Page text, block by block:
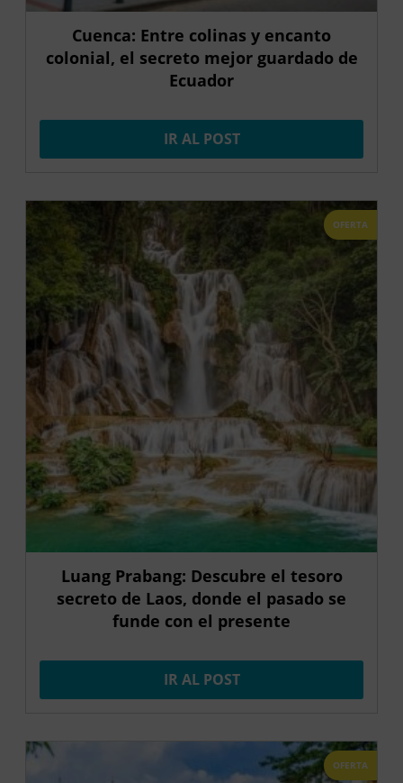
Cuenca: Entre colinas y encanto
colonial, el secreto mejor guardado de
Ecuador
IR AL POST
OFERTA
Luang Prabang: Descubre el tesoro
secreto de Laos, donde el pasado se
funde con el presente
IR AL POST
OFERTA